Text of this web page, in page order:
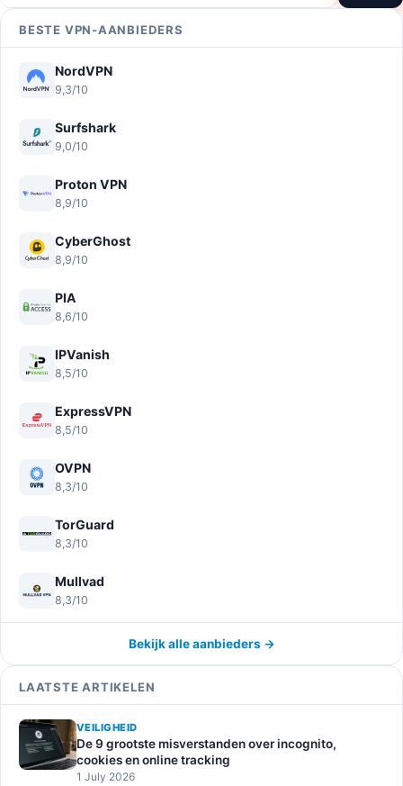
BESTE VPN-AANBIEDERS
NordVPN
9,3/10
Surfshark
9,0/10
Proton VPN
8,9/10
CyberGhost
8,9/10
PIA
8,6/10
IPVanish
8,5/10
ExpressVPN
8,5/10
OVPN
8,3/10
TorGuard
8,3/10
Mullvad
8,3/10
Bekijk alle aanbieders →
LAATSTE ARTIKELEN
VEILIGHEID
De 9 grootste misverstanden over incognito,
cookies en online tracking
1 July 2026